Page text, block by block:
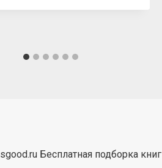
Бесплатная подборка книг